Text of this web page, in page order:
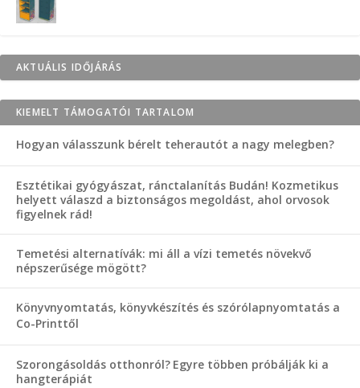
AKTUÁLIS IDŐJÁRÁS
KIEMELT TÁMOGATÓI TARTALOM
Hogyan válasszunk bérelt teherautót a nagy melegben?
Esztétikai gyógyászat, ránctalanítás Budán! Kozmetikus
helyett válaszd a biztonságos megoldást, ahol orvosok
figyelnek rád!
Temetési alternatívák: mi áll a vízi temetés növekvő
népszerűsége mögött?
Könyvnyomtatás, könyvkészítés és szórólapnyomtatás a
Co-Printtől
Szorongásoldás otthonról? Egyre többen próbálják ki a
hangterápiát